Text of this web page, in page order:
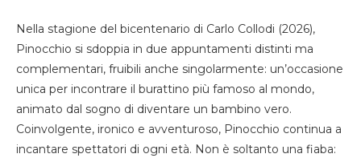
Nella stagione del bicentenario di Carlo Collodi (2026),
Pinocchio si sdoppia in due appuntamenti distinti ma
complementari, fruibili anche singolarmente: un’occasione
unica per incontrare il burattino più famoso al mondo,
animato dal sogno di diventare un bambino vero.
Coinvolgente, ironico e avventuroso, Pinocchio continua a
incantare spettatori di ogni età. Non è soltanto una fiaba: